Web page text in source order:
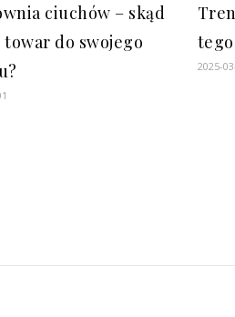
ciuchów – skąd
towar do swojego
2025-